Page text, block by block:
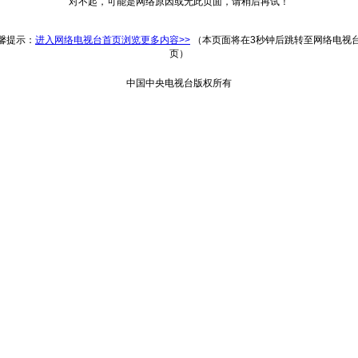
提示： 进入网络电视台首页浏览更多内容>> （本页面将在3秒钟后跳转至网络电视
页）
中国中央电视台版权所有